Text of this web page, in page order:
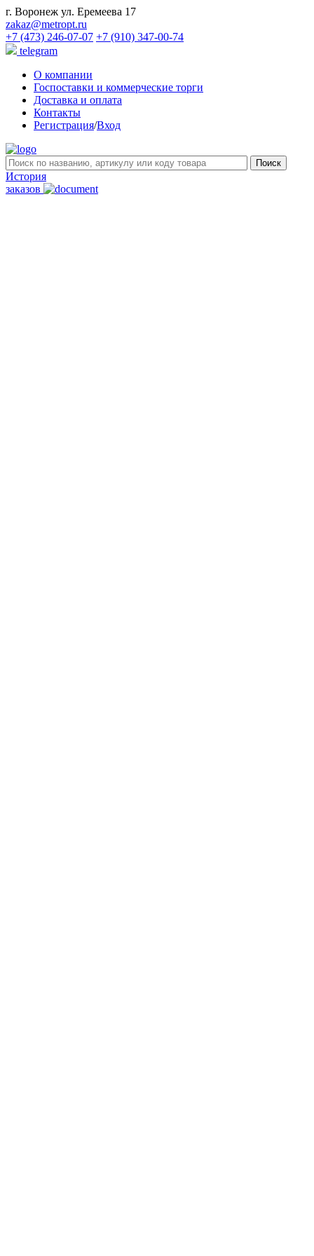
г. Воронеж ул. Еремеева 17
zakaz@metropt.ru
+7 (473) 246-07-07 +7 (910) 347-00-74
telegram
О компании
Госпоставки и коммерческие торги
Доставка и оплата
Контакты
Регистрация/Вход
История
заказов